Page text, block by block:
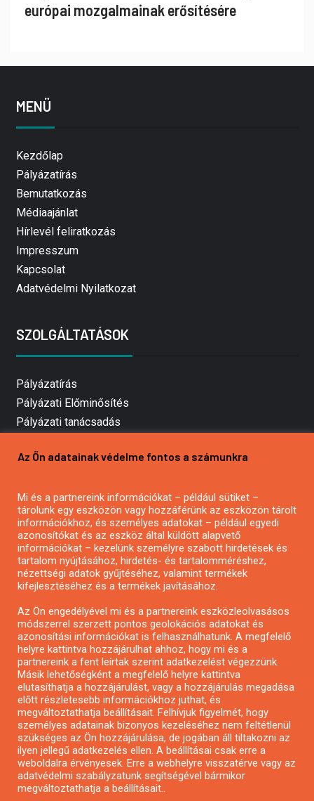
európai mozgalmainak erősítésére
MENÜ
Kezdőlap
Pályázatírás
Bemutatkozás
Médiaajánlat
Hírlevél feliratkozás
Impresszum
Kapcsolat
Adatvédelmi Nyilatkozat
SZOLGÁLTATÁSOK
Pályázatírás
Pályázati Előminősítés
Pályázati tanácsadás
Mezőgazdasági pályázatírás
Pályázatírás civil szervezeteknek
Pályázatírás önkormányzatoknak
Pályázatfigyelés
Specifikus pályázatfigyelés vagy hírlevél
Pályázatok magánszemélyeknek
Pályázatok civil szervezeteknek
Pályázatok vállalkozásoknak
Önkormányzati pályázatok
Mezőgazdasági pályázatok
Falusi turizmus pályázatok
Napelem pályázatok
GINOP pályázatok
Az Ön adatainak védelme fontos a számunkra
Mi és a partnereink információkat – például sütiket –
tárolunk egy eszközön vagy hozzáférünk az eszközön tárolt
információkhoz, és személyes adatokat – például egyedi
azonosítókat és az eszköz által küldött alapvető
információkat – kezelünk személyre szabott hirdetések és
tartalom nyújtásához, hirdetés- és tartalomméréshez,
nézettségi adatok gyűjtéséhez, valamint termékek
kifejlesztéséhez és a termékek javításához.
Az Ön engedélyével mi és a partnereink eszközleolvasásos
módszerrel szerzett pontos geolokációs adatokat és
azonosítási információkat is felhasználhatunk. A megfelelő
helyre kattintva hozzájárulhat ahhoz, hogy mi és a
partnereink a fent leírtak szerint adatkezelést végezzünk.
Másik lehetőségként a megfelelő helyre kattintva
elutasíthatja a hozzájárulást, vagy a hozzájárulás megadása
előtt részletesebb információkhoz juthat, és
megváltoztathatja beállításait. Felhívjuk figyelmét, hogy
személyes adatainak bizonyos kezeléséhez nem feltétlenül
szükséges az Ön hozzájárulása, de jogában áll tiltakozni az
ilyen jellegű adatkezelés ellen. A beállításai csak erre a
weboldalra érvényesek. Erre a webhelyre visszatérve vagy az
adatvédelmi szabályzatunk segítségével bármikor
megváltoztathatja a beállításait..